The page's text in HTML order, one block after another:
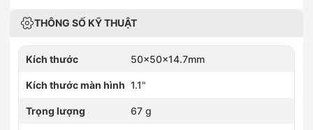
THÔNG SỐ KỸ THUẬT
Kích thước 50x50x14.7mm
Kích thước màn hình 1.1"
Trọng lượng 67 g